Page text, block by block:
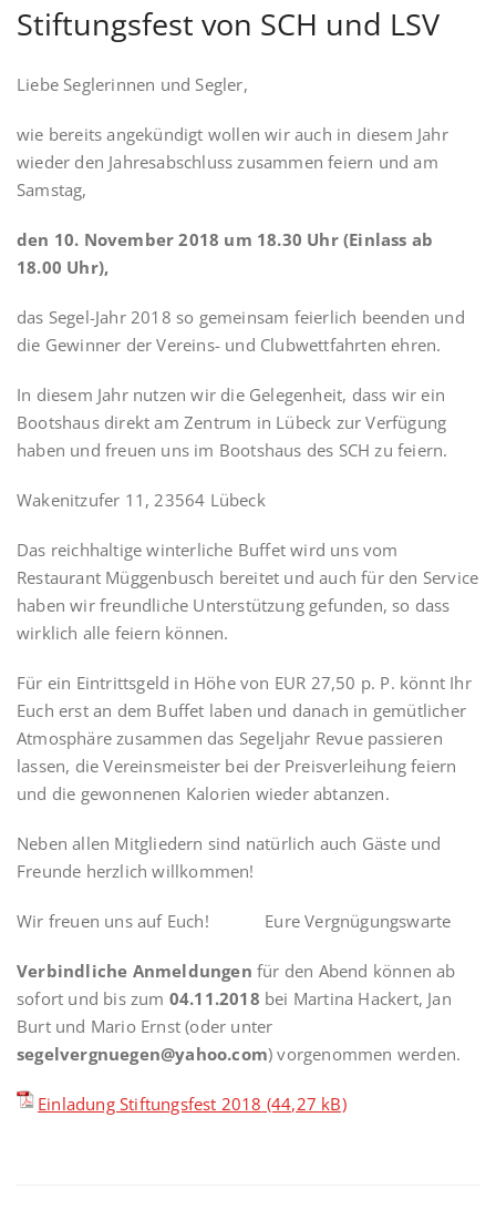
Stiftungsfest von SCH und LSV
Liebe Seglerinnen und Segler,
wie bereits angekündigt wollen wir auch in diesem Jahr
wieder den Jahresabschluss zusammen feiern und am
Samstag,
den 10. November 2018 um 18.30 Uhr (Einlass ab
18.00 Uhr),
das Segel-Jahr 2018 so gemeinsam feierlich beenden und
die Gewinner der Vereins- und Clubwettfahrten ehren.
In diesem Jahr nutzen wir die Gelegenheit, dass wir ein
Bootshaus direkt am Zentrum in Lübeck zur Verfügung
haben und freuen uns im Bootshaus des SCH zu feiern.
Wakenitzufer 11, 23564 Lübeck
Das reichhaltige winterliche Buffet wird uns vom
Restaurant Müggenbusch bereitet und auch für den Service
haben wir freundliche Unterstützung gefunden, so dass
wirklich alle feiern können.
Für ein Eintrittsgeld in Höhe von EUR 27,50 p. P. könnt Ihr
Euch erst an dem Buffet laben und danach in gemütlicher
Atmosphäre zusammen das Segeljahr Revue passieren
lassen, die Vereinsmeister bei der Preisverleihung feiern
und die gewonnenen Kalorien wieder abtanzen.
Neben allen Mitgliedern sind natürlich auch Gäste und
Freunde herzlich willkommen!
Wir freuen uns auf Euch! Eure Vergnügungswarte
Verbindliche Anmeldungen für den Abend können ab
sofort und bis zum 04.11.2018 bei Martina Hackert, Jan
Burt und Mario Ernst (oder unter
segelvergnuegen@yahoo.com) vorgenommen werden.
Einladung Stiftungsfest 2018